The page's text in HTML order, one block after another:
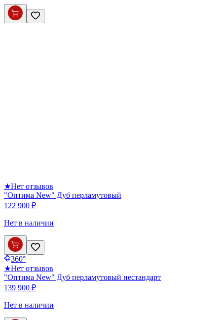
★Нет отзывов
"Оптима New" Дуб перламутовый
122 900 ₽
Нет в наличии
360°
★Нет отзывов
"Оптима New" Дуб перламутовый нестандарт
139 900 ₽
Нет в наличии